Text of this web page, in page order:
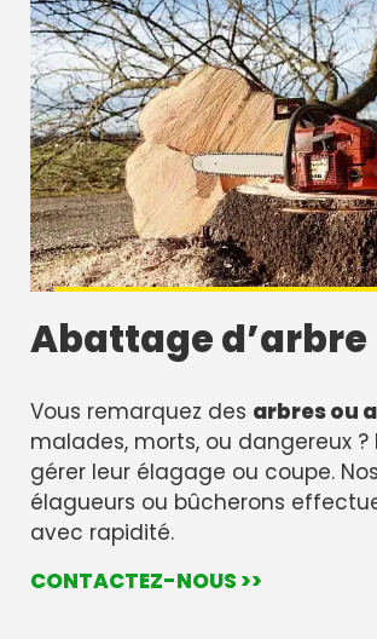
Abattage d’arbre
Vous remarquez des arbres ou
malades, morts, ou dangereux ?
gérer leur élagage ou coupe.
élagueurs ou bûcherons
avec rapidité.
CONTACTEZ-NOUS >>